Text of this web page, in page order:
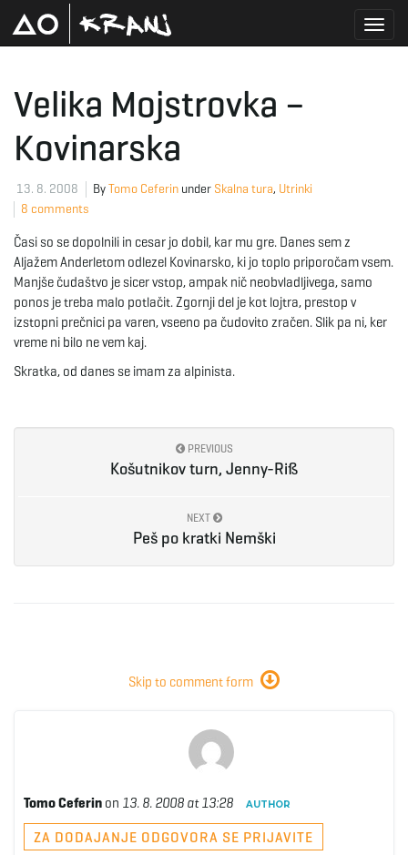
Velika Mojstrovka –
Kovinarska
13. 8. 2008 ByTomo Ceferin under Skalna tura, Utrinki
8 comments
Časi so se dopolnili in cesar jo dobil, kar mu gre. Danes sem z
Aljažem Anderletom odlezel Kovinarsko, ki jo toplo priporočam vsem.
Manjše čudaštvo je sicer vstop, ampak nič neobvladljivega, samo
ponos je treba malo potlačit. Zgornji del je kot lojtra, prestop v
izstopni prečnici pa varen, vseeno pa čudovito zračen. Slik pa ni, ker
vreme ni bilo ne vem kaj.
Skratka, od danes se imam za alpinista.
PREVIOUS
Košutnikov turn, Jenny-Riß
NEXT
Peš po kratki Nemški
Skip to comment form
Tomo Ceferin on 13. 8. 2008 at 13:28 AUTHOR
ZA DODAJANJE ODGOVORA SE PRIJAVITE